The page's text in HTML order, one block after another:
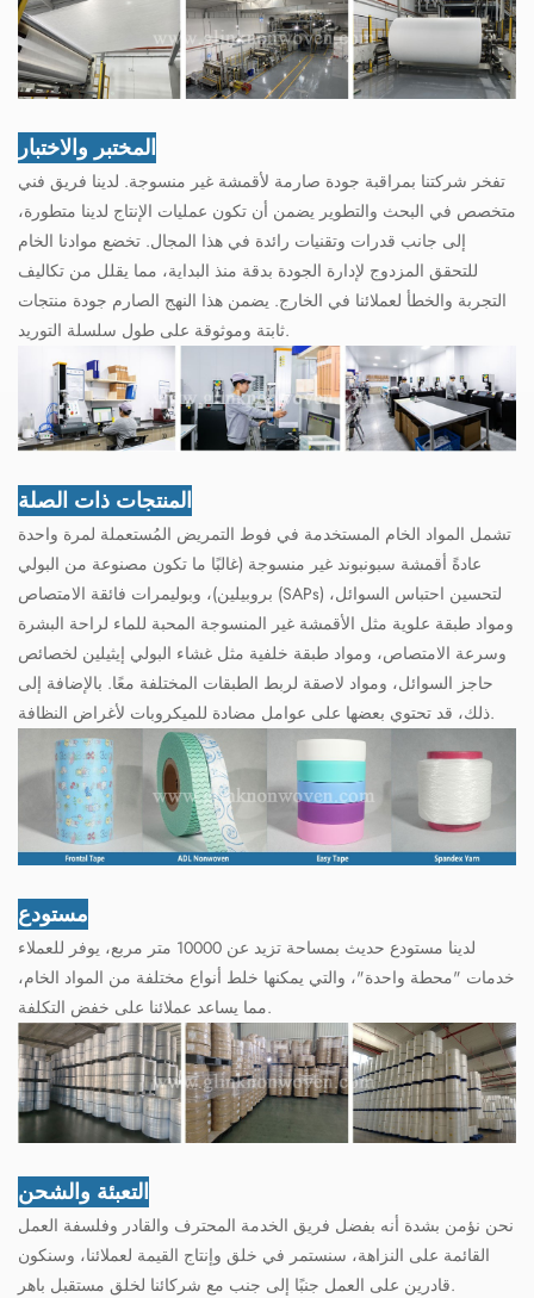
المختبر والاختبار
تفخر شركتنا بمراقبة جودة صارمة لأقمشة غير منسوجة. لدينا فريق فني
متخصص في البحث والتطوير يضمن أن تكون عمليات الإنتاج لدينا متطورة،
إلى جانب قدرات وتقنيات رائدة في هذا المجال. تخضع موادنا الخام
للتحقق المزدوج لإدارة الجودة بدقة منذ البداية، مما يقلل من تكاليف
التجربة والخطأ لعملائنا في الخارج. يضمن هذا النهج الصارم جودة منتجات
ثابتة وموثوقة على طول سلسلة التوريد.
المنتجات ذات الصلة
تشمل المواد الخام المستخدمة في فوط التمريض المُستعملة لمرة واحدة
عادةً أقمشة سبونبوند غير منسوجة (غالبًا ما تكون مصنوعة من البولي
بروبيلين)، وبوليمرات فائقة الامتصاص (SAPs) لتحسين احتباس السوائل،
ومواد طبقة علوية مثل الأقمشة غير المنسوجة المحبة للماء لراحة البشرة
وسرعة الامتصاص، ومواد طبقة خلفية مثل غشاء البولي إيثيلين لخصائص
حاجز السوائل، ومواد لاصقة لربط الطبقات المختلفة معًا. بالإضافة إلى
ذلك، قد تحتوي بعضها على عوامل مضادة للميكروبات لأغراض النظافة.
مستودع
لدينا مستودع حديث بمساحة تزيد عن 10000 متر مربع، يوفر للعملاء
خدمات "محطة واحدة"، والتي يمكنها خلط أنواع مختلفة من المواد الخام،
مما يساعد عملائنا على خفض التكلفة.
التعبئة والشحن
نحن نؤمن بشدة أنه بفضل فريق الخدمة المحترف والقادر وفلسفة العمل
القائمة على النزاهة، سنستمر في خلق وإنتاج القيمة لعملائنا، وسنكون
قادرين على العمل جنبًا إلى جنب مع شركائنا لخلق مستقبل باهر.